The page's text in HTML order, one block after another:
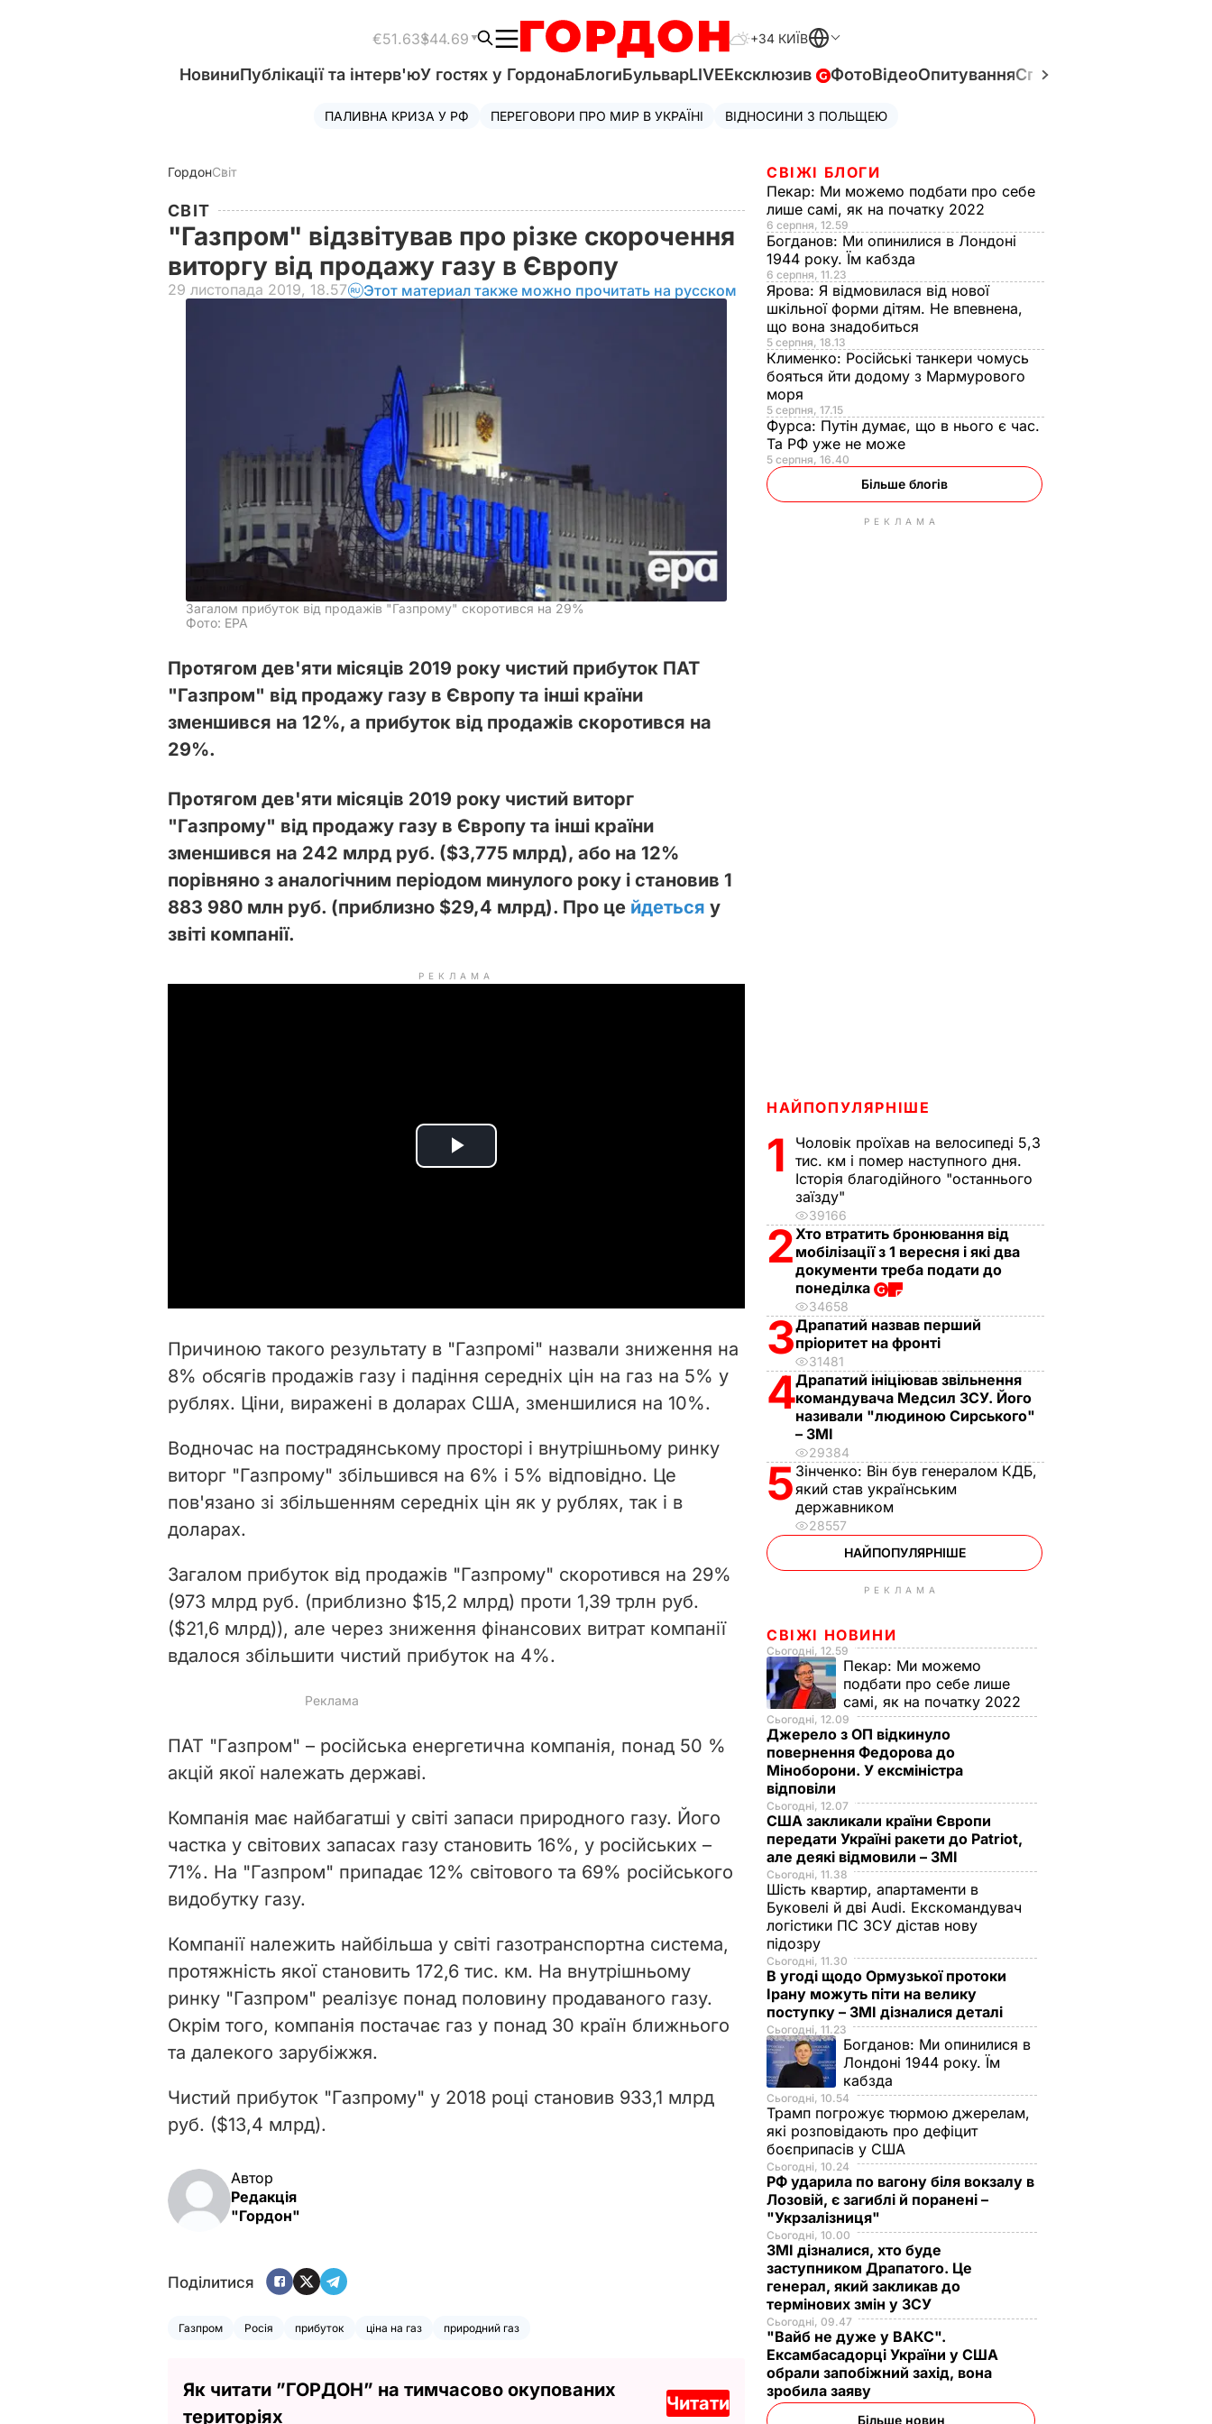
€51.63$44.69 +34 КИЇВ
НовиниПублікації та інтерв'юУ гостях у ГордонаБлогиБульварLIVEЕксклюзив ФотоВідеоОпитуванняСпецпроєкти
ПАЛИВНА КРИЗА У РФ ПЕРЕГОВОРИ ПРО МИР В УКРАЇНІ ВІДНОСИНИ З ПОЛЬЩЕЮ
ГордонСвіт
СВІТ
"Газпром" відзвітував про різке скорочення
виторгу від продажу газу в Європу
29 листопада 2019, 18.57 Этот материал также можно прочитать на русском
Загалом прибуток від продажів "Газпрому" скоротився на 29%
Фото: ЕРА
Протягом дев'яти місяців 2019 року чистий прибуток ПАТ
"Газпром" від продажу газу в Європу та інші країни
зменшився на 12%, а прибуток від продажів скоротився на
29%.
Протягом дев'яти місяців 2019 року чистий виторг
"Газпрому" від продажу газу в Європу та інші країни
зменшився на 242 млрд руб. ($3,775 млрд), або на 12%
порівняно з аналогічним періодом минулого року і становив 1
883 980 млн руб. (приблизно $29,4 млрд). Про це йдеться у
звіті компанії.
РЕКЛАМА
P
i
d
e
o
Причиною такого результату в "Газпромі" назвали зниження на
8% обсягів продажів газу і падіння середніх цін на газ на 5% у
рублях. Ціни, виражені в доларах США, зменшилися на 10%.
Водночас на пострадянському просторі і внутрішньому ринку
виторг "Газпрому" збільшився на 6% і 5% відповідно. Це
пов'язано зі збільшенням середніх цін як у рублях, так і в
доларах.
Загалом прибуток від продажів "Газпрому" скоротився на 29%
(973 млрд руб. (приблизно $15,2 млрд) проти 1,39 трлн руб.
($21,6 млрд)), але через зниження фінансових витрат компанії
вдалося збільшити чистий прибуток на 4%.
ПАТ "Газпром" – російська енергетична компанія, понад 50 %
акцій якої належать державі.
Компанія має найбагатші у світі запаси природного газу. Його
частка у світових запасах газу становить 16%, у російських –
71%. На "Газпром" припадає 12% світового та 69% російського
видобутку газу.
Компанії належить найбільша у світі газотранспортна система,
протяжність якої становить 172,6 тис. км. На внутрішньому
ринку "Газпром" реалізує понад половину продаваного газу.
Окрім того, компанія постачає газ у понад 30 країн ближнього
та далекого зарубіжжя.
Чистий прибуток "Газпрому" у 2018 році становив 933,1 млрд
руб. ($13,4 млрд).
Автор
Редакція
"Гордон"
Поділитися
Газпром Росія прибуток ціна на газ природний газ
Як читати ”ГОРДОН” на тимчасово окупованих
територіях
Читати
СВІЖІ БЛОГИ
Пекар: Ми можемо подбати про себе
лише самі, як на початку 2022
6 серпня, 12.59
Богданов: Ми опинилися в Лондоні
1944 року. Їм кабзда
6 серпня, 11.23
Ярова: Я відмовилася від нової
шкільної форми дітям. Не впевнена,
що вона знадобиться
5 серпня, 18.13
Клименко: Російські танкери чомусь
бояться йти додому з Мармурового
моря
5 серпня, 17.15
Фурса: Путін думає, що в нього є час.
Та РФ уже не може
5 серпня, 16.40
Більше блогів
РЕКЛАМА
НАЙПОПУЛЯРНІШЕ
1
Чоловік проїхав на велосипеді 5,3
тис. км і помер наступного дня.
Історія благодійного "останнього
заїзду"
39166
2Хто втратить бронювання від
мобілізації з 1 вересня і які два
документи треба подати до
понеділка
34658
3Драпатий назвав перший
пріоритет на фронті
31481
4Драпатий ініціював звільнення
командувача Медсил ЗСУ. Його
називали "людиною Сирського"
– ЗМІ
29384
5 Зінченко: Він був генералом КДБ,
який став українським
державником
28557
НАЙПОПУЛЯРНІШЕ
РЕКЛАМА
СВІЖІ НОВИНИ
Сьогодні, 12.59
Пекар: Ми можемо
подбати про себе лише
самі, як на початку 2022
Сьогодні, 12.09
Джерело з ОП відкинуло
повернення Федорова до
Міноборони. У ексміністра
відповіли
Сьогодні, 12.07
США закликали країни Європи
передати Україні ракети до Patriot,
але деякі відмовили – ЗМІ
Сьогодні, 11.38
Шість квартир, апартаменти в
Буковелі й дві Audi. Екскомандувач
логістики ПС ЗСУ дістав нову
підозру
Сьогодні, 11.30
В угоді щодо Ормузької протоки
Ірану можуть піти на велику
поступку – ЗМІ дізналися деталі
Сьогодні, 11.23
Богданов: Ми опинилися в
Лондоні 1944 року. Їм
кабзда
Сьогодні, 10.54
Трамп погрожує тюрмою джерелам,
які розповідають про дефіцит
боєприпасів у США
Сьогодні, 10.24
РФ ударила по вагону біля вокзалу в
Лозовій, є загиблі й поранені –
"Укрзалізниця"
Сьогодні, 10.00
ЗМІ дізналися, хто буде
заступником Драпатого. Це
генерал, який закликав до
термінових змін у ЗСУ
Сьогодні, 09.47
"Вайб не дуже у ВАКС".
Ексамбасадорці України у США
обрали запобіжний захід, вона
зробила заяву
Більше новин